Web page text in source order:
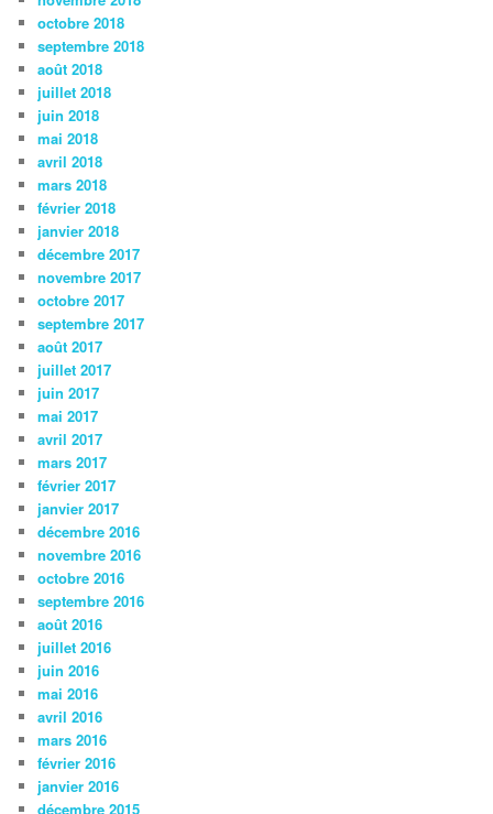
octobre 2018
septembre 2018
août 2018
juillet 2018
juin 2018
mai 2018
avril 2018
mars 2018
février 2018
janvier 2018
décembre 2017
novembre 2017
octobre 2017
septembre 2017
août 2017
juillet 2017
juin 2017
mai 2017
avril 2017
mars 2017
février 2017
janvier 2017
décembre 2016
novembre 2016
octobre 2016
septembre 2016
août 2016
juillet 2016
juin 2016
mai 2016
avril 2016
mars 2016
février 2016
janvier 2016
décembre 2015